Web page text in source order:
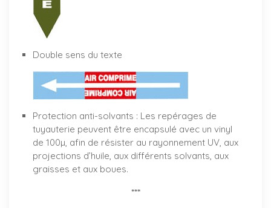
Double sens du texte
Protection anti-solvants : Les repérages de
tuyauterie peuvent être encapsulé avec un vinyl
de 100µ, afin de résister au rayonnement UV, aux
projections d’huile, aux différents solvants, aux
graisses et aux boues.
***